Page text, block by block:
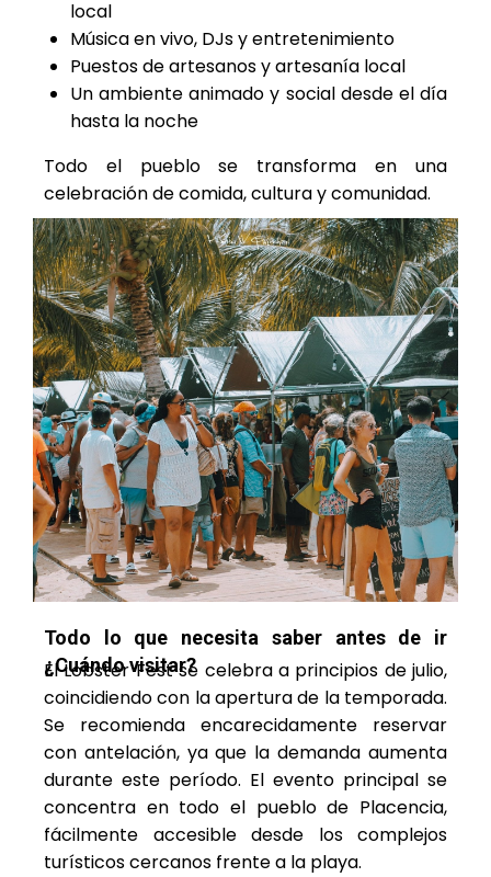
local
Música en vivo, DJs y entretenimiento
Puestos de artesanos y artesanía local
Un ambiente animado y social desde el día
hasta la noche
Todo el pueblo se transforma en una
celebración de comida, cultura y comunidad.
Todo lo que necesita saber antes de ir
¿Cuándo visitar?
El Lobster Fest se celebra a principios de julio,
coincidiendo con la apertura de la temporada.
Se recomienda encarecidamente reservar
con antelación, ya que la demanda aumenta
durante este período. El evento principal se
concentra en todo el pueblo de Placencia,
fácilmente accesible desde los complejos
turísticos cercanos frente a la playa.